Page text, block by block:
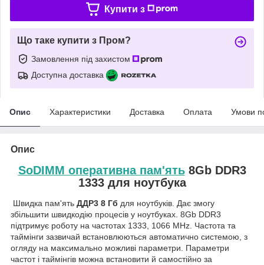
Купити з
Що таке купити з Пром?
Замовлення під захистом
Доступна доставка
Опис Характеристики Доставка Оплата Умови
Опис
SoDIMM оперативна пам'ять8Gb DDR3
1333 для ноутбука
Швидка пам'ять ДДР3 8 Гб для ноутбуків. Дає змогу
збільшити швидкодію процесів у ноутбуках. 8Gb DDR3
підтримує роботу на частотах 1333, 1066 MHz. Частота та
таймінги зазвичай встановлюються автоматично системою, з
огляду на максимально можливі параметри. Параметри
частот і таймінгів можна встановити й самостійно за